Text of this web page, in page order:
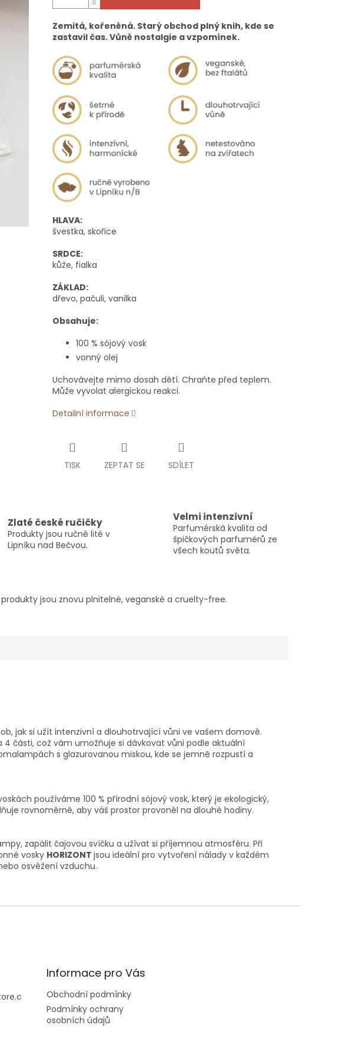
Zemitá, kořeněná. Starý obchod plný knih, kde se
zastavil čas. Vůně nostalgie a vzpomínek.
HLAVA:
švestka, skořice
SRDCE:
kůže, fialka
ZÁKLAD:
dřevo, pačuli, vanilka
Obsahuje:
100 % sójový vosk
vonný olej
Uchovávejte mimo dosah dětí. Chraňte před teplem.
Může vyvolat alergickou reakci.
Detailní informace
TISK ZEPTAT SE SDÍLET
Zlaté české ručičky
Produkty jsou ručně lité v
Lipníku nad Bečvou.
Velmi intenzivní
Parfumérská kvalita od
špičkových parfumérů ze
všech koutů světa.
jsou znovu plnitelné, veganské a cruelty-free.
jak si užít intenzivní a dlouhotrvající vůni ve vašem domově.
části, což vám umožňuje si dávkovat vůni podle aktuální
s glazurovanou miskou, kde se jemně rozpustí a
používáme 100 % přírodní sójový vosk, který je ekologický,
rovnoměrně, aby váš prostor provoněl na dlouhé hodiny.
zapálit čajovou svíčku a užívat si příjemnou atmosféru. Při
vosky HORIZONT jsou ideální pro vytvoření nálady v každém
osvěžení vzduchu.
Informace pro Vás
Obchodní podmínky
Podmínky ochrany
osobních údajů